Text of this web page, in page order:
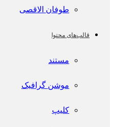
طوفان الاقصی
قالب‌های محتوا
مستند
موشن گرافیک
کلیپ